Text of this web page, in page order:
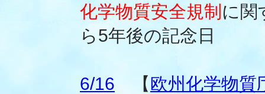
化学物質安全規制 に関
ら5年後の記念日
6/16 【欧州化学物質